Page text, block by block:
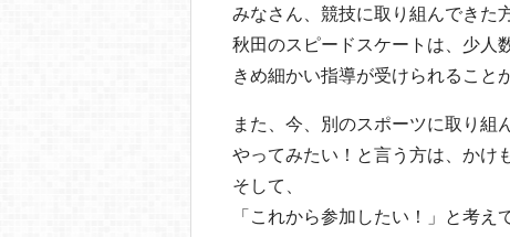
みなさん、競技に取り組んできた
秋田のスピードスケートは、少人
きめ細かい指導が受けられること
また、今、別のスポーツに取り組
やってみたい！と言う方は、かけ
そして、
「これから参加したい！」と考